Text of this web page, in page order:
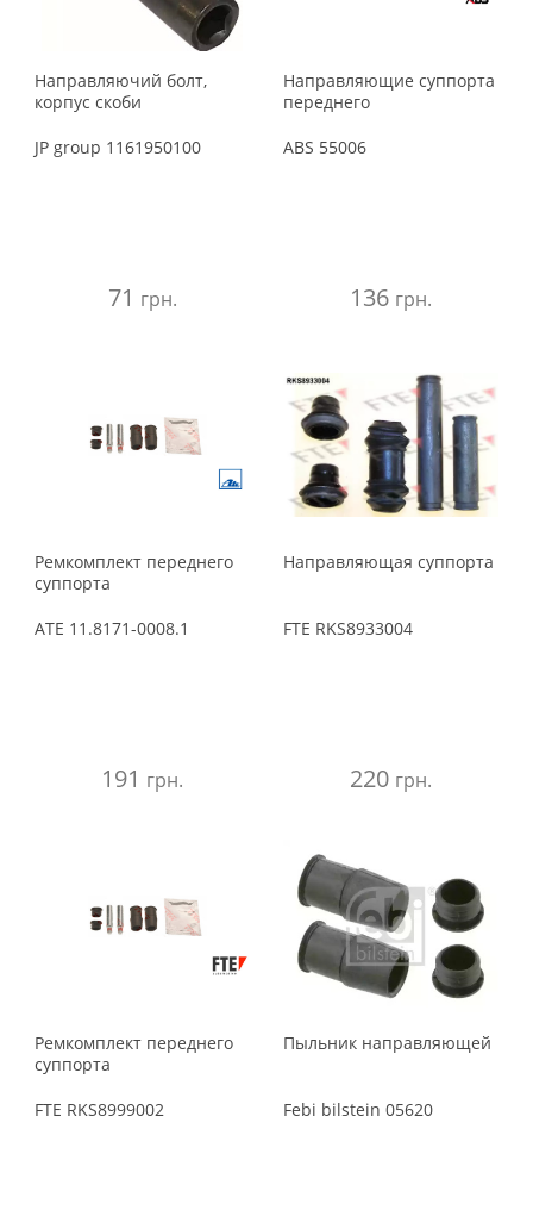
Направляючий болт,
корпус скоби
JP group 1161950100
71 грн.
Направляющие суппорта
переднего
ABS 55006
136 грн.
Ремкомплект переднего
суппорта
ATE 11.8171-0008.1
191 грн.
Направляющая суппорта
FTE RKS8933004
220 грн.
Ремкомплект переднего
суппорта
FTE RKS8999002
Пыльник направляющей
Febi bilstein 05620